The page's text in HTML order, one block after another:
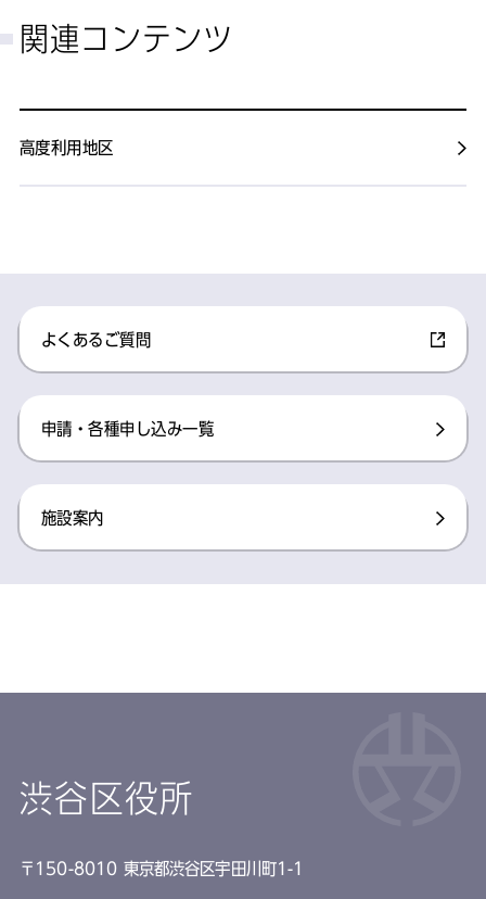
関連コンテンツ
高度利用地区
よくあるご質問
申請・各種申し込み一覧
施設案内
渋谷区役所
〒150-8010 東京都渋谷区宇田川町1-1